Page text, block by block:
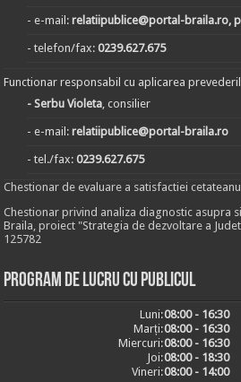
- e-mail:relatiipublice@portal-braila.ro,
- telefon/fax:0239.627.675
Functionar responsabil cu aplicarea
- Serbu Violeta, consilier
- e-mail:relatiipublice@portal-braila.ro
- tel./fax:0239.627.675
Chestionar de evaluare a satisfactiei
Chestionar privind analiza diagnostic asupra
Braila, proiect "Strategia de dezvoltare a
125782
Program de lucru cu publicul
Luni:08:00 - 16:30
Marți:08:00 - 16:30
Miercuri:08:00 - 16:30
Joi:08:00 - 18:30
Vineri:08:00 - 14:00